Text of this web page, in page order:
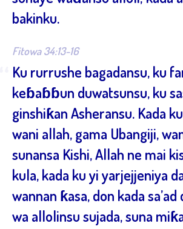
bakinku.
Fitowa 34:13-16
Ku rurrushe bagadansu, ku
keɓaɓɓun duwatsunsu, ku
ginshiƙan Asheransu. Kada
wani allah, gama Ubangiji,
sunansa Kishi, Allah ne mai
kula, kada ku yi yarjejjeniya
wannan ƙasa, don kada sa’ad
wa allolinsu sujada, suna